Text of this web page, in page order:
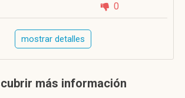
0
mostrar detalles
más información